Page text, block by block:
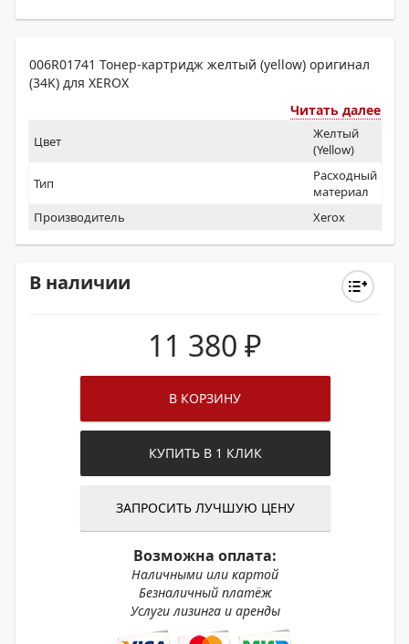
006R01741 Тонер-картридж желтый (yellow) оригинал
(34K) для XEROX
Читать далее
Цвет
Желтый
(Yellow)
Тип
Расходный
материал
Производитель
Xerox
В наличии
11 380 ₽
В КОРЗИНУ
КУПИТЬ В 1 КЛИК
ЗАПРОСИТЬ ЛУЧШУЮ ЦЕНУ
Возможна оплата:
Наличными или картой
Безналичный платёж
Услуги лизинга и аренды